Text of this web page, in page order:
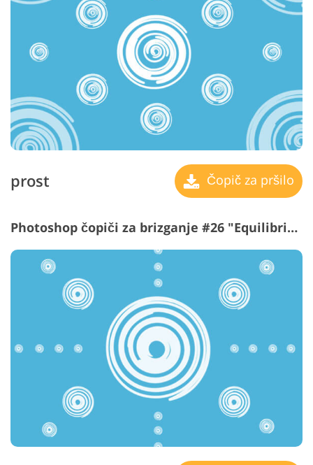
prost Čopič za pršilo
Photoshop čopiči za brizganje #26 "Equilibrium"